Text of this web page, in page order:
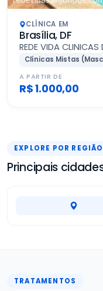
CLÍNICA EM
Brasília, DF
REDE VIDA CLINICAS
Clínicas Mistas
A PARTIR DE
R$ 1.000,00
EXPLORE POR REGIÃO
Principais
TRATAMENTOS